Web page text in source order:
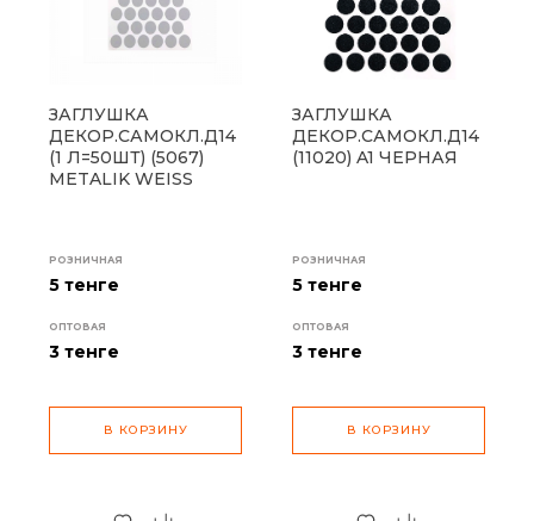
ЗАГЛУШКА
ДЕКОР.САМОКЛ.Д14
(1 Л=50ШТ) (5067)
METALIK WEISS
РОЗНИЧНАЯ
5 тенге
ОПТОВАЯ
3 тенге
В КОРЗИНУ
ЗАГЛУШКА
ДЕКОР.САМОКЛ.Д14
(11020) A1 ЧЕРНАЯ
РОЗНИЧНАЯ
5 тенге
ОПТОВАЯ
3 тенге
В КОРЗИНУ